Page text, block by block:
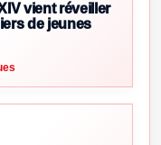
vient réveiller
de jeunes